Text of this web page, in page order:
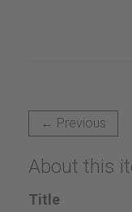
← Previous
About this
Title